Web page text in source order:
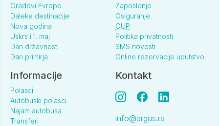
Gradovi Evrope
Daleke destinacije
Nova godina
Uskrs i 1. maj
Dan državnosti
Dan primirja
Zaposlenje
Osiguranje
OUP
Politika privatnosti
SMS novosti
Online rezervacije uputstvo
Informacije
Polasci
Autobuski polasci
Najam autobusa
Transferi
Kontakt
info@argus.rs